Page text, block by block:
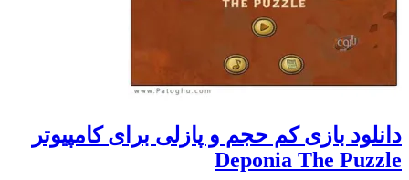
دانلود بازی کم حجم و پازلی برای کامپیوتر
Deponia The Puzzle